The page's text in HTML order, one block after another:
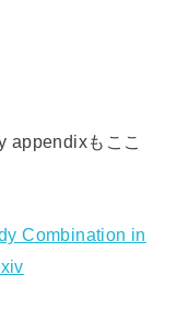
appendixもここ
Combination in